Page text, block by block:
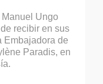
Ungo
recibir en sus
Embajadora de
Paradis, en